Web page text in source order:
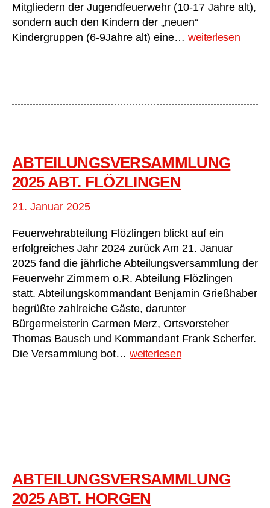
Mitgliedern der Jugendfeuerwehr (10-17 Jahre alt),
sondern auch den Kindern der „neuen“
Kindergruppen (6-9Jahre alt) eine…
Beginn
Bestehens
im
weiterlesen
ABTEILUNGSVERSAMMLUNG
2025 ABT. FLÖZLINGEN
21. Januar 2025
Feuerwehrabteilung Flözlingen blickt auf ein
erfolgreiches Jahr 2024 zurück Am 21. Januar
2025 fand die jährliche Abteilungsversammlung der
Feuerwehr Zimmern o.R. Abteilung Flözlingen
statt. Abteilungskommandant Benjamin Grießhaber
begrüßte zahlreiche Gäste, darunter
Bürgermeisterin Carmen Merz, Ortsvorsteher
Thomas Bausch und Kommandant Frank Scherfer.
Die Versammlung bot… Abteilungsversammlung
weiterlesen
ABTEILUNGSVERSAMMLUNG
2025 ABT. HORGEN